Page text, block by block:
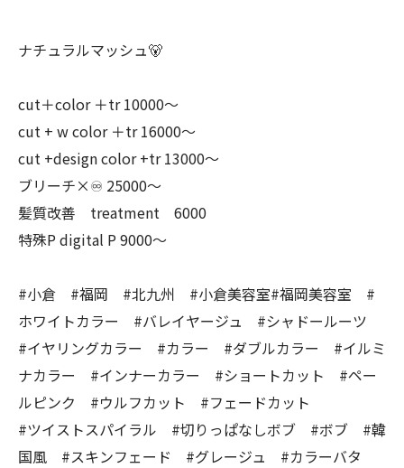
ナチュラルマッシュ🐻
cut＋color ＋tr 10000〜
cut + w color ＋tr 16000〜
cut +design color +tr 13000〜
ブリーチ×♾ 25000〜
髪質改善 treatment 6000
特殊P digital P 9000〜
#小倉 #福岡 #北九州 #小倉美容室#福岡美容室 #
ホワイトカラー #バレイヤージュ #シャドールーツ
#イヤリングカラー #カラー #ダブルカラー #イルミ
ナカラー #インナーカラー #ショートカット #ペー
ルピンク #ウルフカット #フェードカット
#ツイストスパイラル #切りっぱなしボブ #ボブ #韓
国風 #スキンフェード #グレージュ #カラーバタ